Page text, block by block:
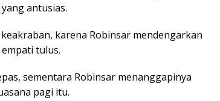
antusias.
karena Robinsar mendengarkan
tulus.
sementara Robinsar menanggapinya
pagi itu.